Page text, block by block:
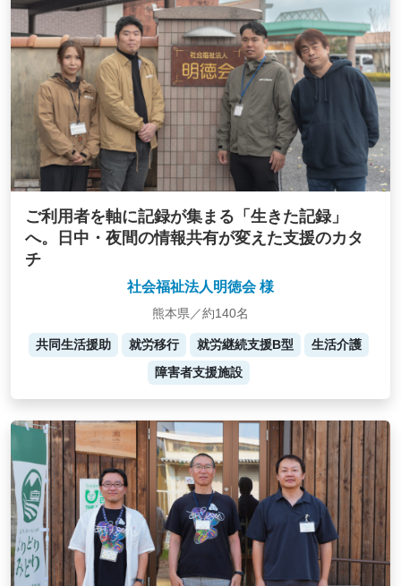
ご利用者を軸に記録が集まる「生きた記録」
へ。日中・夜間の情報共有が変えた支援のカタ
チ
社会福祉法人明徳会 様
熊本県／約140名
共同生活援助 就労移行 就労継続支援B型
生活介護
障害者支援施設